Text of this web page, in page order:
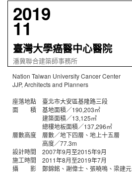
2019
11
臺灣大學癌醫中心醫院
潘冀聯合建築師事務所
Nation Taiwan University Cancer Center
JJP, Architects and Planners
座落地點 臺北市大安區基隆路三段
面 積 基地面積／190,203㎡
建築面積／13,125㎡
總樓地板面積／137,296㎡
層數高度 層數／地下四層、地上十五層
高度／77.3m
設計時間 2007年9月至2015年9月
施工時間 2011年8月至2019年7月
攝 影 鄭錦銘、謝偉士、張曉鳴、梁建元